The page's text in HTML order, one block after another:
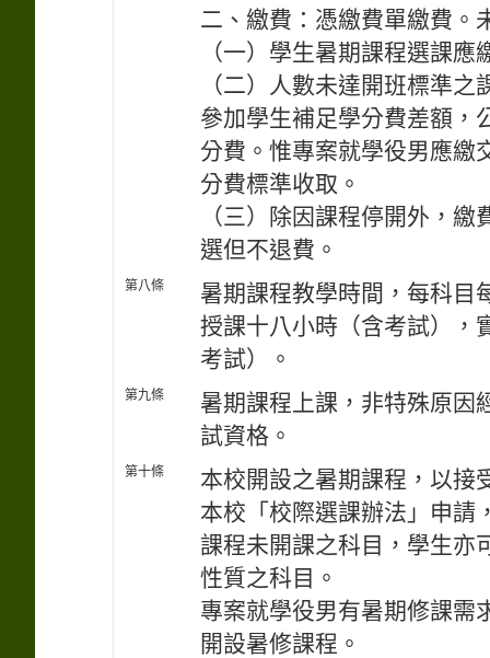
二、繳費：憑繳費單繳費。
（一）學生暑期課程選課應
（二）人數未達開班標準
參加學生補足學分費差額，
分費。惟專案就學役男應繳
分費標準收取。
（三）除因課程停開外，
選但不退費。
第八條
暑期課程教學時間，每科目
授課十八小時（含考試），
考試）。
第九條
暑期課程上課，非特殊原因
試資格。
第十條
本校開設之暑期課程，以接
本校「校際選課辦法」申請
課程未開課之科目，學生亦
性質之科目。
專案就學役男有暑期修課需
開設暑修課程。